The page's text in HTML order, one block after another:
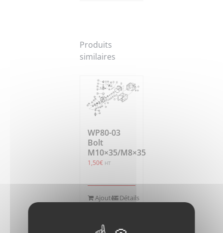
Produits
similaires
WP80-03
Bolt
M10×35/M8×35
1,50€ HT
Ajouter Détails